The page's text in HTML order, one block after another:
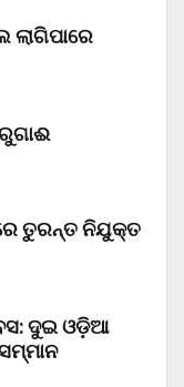
ଲାଗିପାରେ
ତୁରନ୍ତ ନିଯୁକ୍ତ
ଦୁଇ ଓଡ଼ିଆ